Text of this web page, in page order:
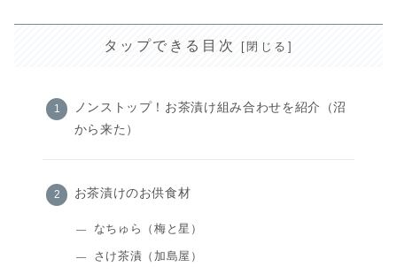
タップできる目次
ノンストップ！お茶漬け組み合わせを紹介（沼
から来た）
お茶漬けのお供食材
なちゅら（梅と星）
さけ茶漬（加島屋）